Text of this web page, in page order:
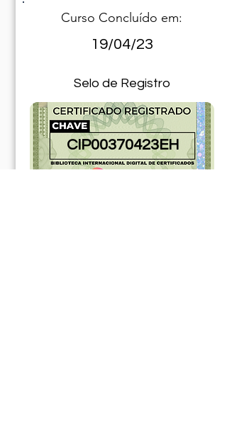
Curso Concluído em:
19/04/23
Selo de Registro
CIP00370423EH